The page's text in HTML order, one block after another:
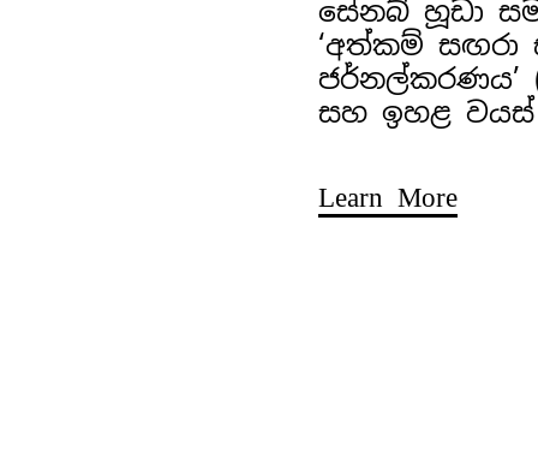
සේනබ් හූඩා
‘අත්කම් සඟරා
ජර්නල්කරණය’
සහ ඉහළ වයස්
Learn More